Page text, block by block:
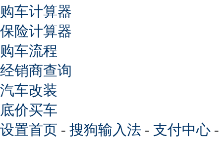
购车计算器
保险计算器
购车流程
经销商查询
汽车改装
底价买车
设置首页 - 搜狗输入法 - 支付中心 -